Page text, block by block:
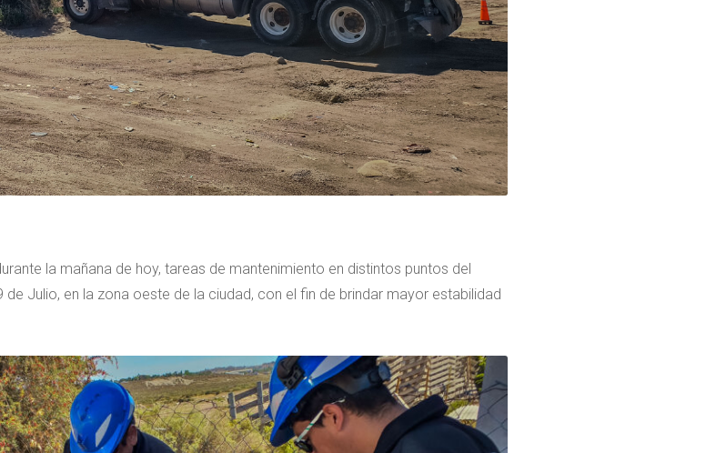
la mañana de hoy, tareas de mantenimiento en distintos puntos del
Julio, en la zona oeste de la ciudad, con el fin de brindar mayor estabilidad